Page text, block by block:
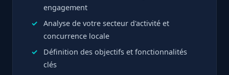
engagement
Analyse de votre secteur d'activité et
concurrence locale
Définition des objectifs et fonctionnalités
clés